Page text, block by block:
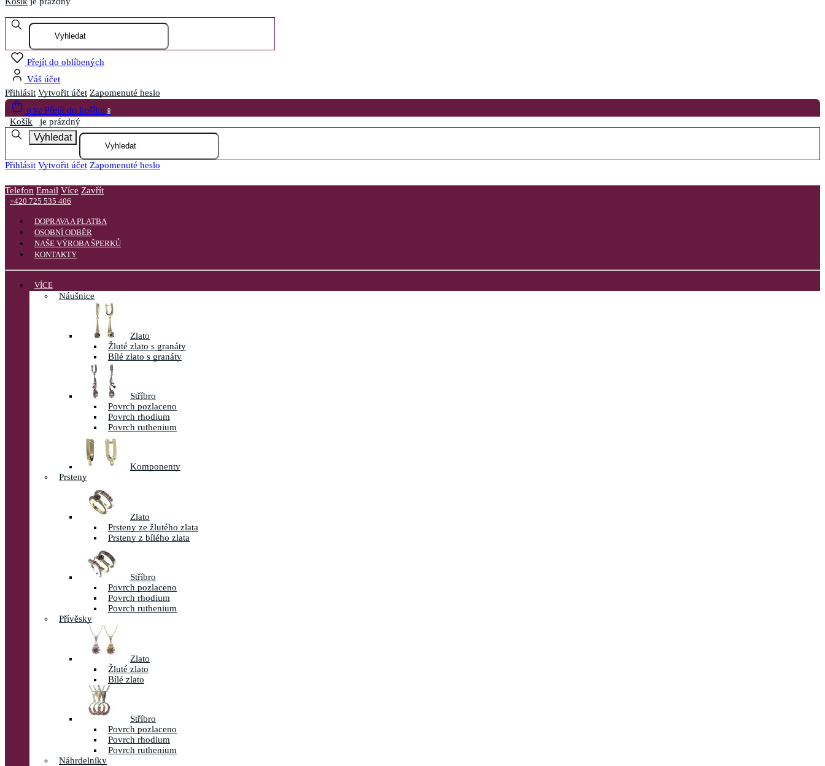
Přejít do oblíbených
Váš účet
Přihlásit Vytvořit účet Zapomenuté heslo
0 Kč Přejít do košíku 0
Košík je prázdný
Vyhledat
Přihlásit Vytvořit účet Zapomenuté heslo
Telefon Email Více Zavřít
+420 725 535 406
DOPRAVA A PLATBA
OSOBNÍ ODBĚR
NAŠE VÝROBA ŠPERKŮ
KONTAKTY
VÍCE
Náušnice
Zlato
Žluté zlato s granáty
Bílé zlato s granáty
Stříbro
Povrch pozlaceno
Povrch rhodium
Povrch ruthenium
Komponenty
Prsteny
Zlato
Prsteny ze žlutého zlata
Prsteny z bílého zlata
Stříbro
Povrch pozlaceno
Povrch rhodium
Povrch ruthenium
Přívěsky
Zlato
Žluté zlato
Bílé zlato
Stříbro
Povrch pozlaceno
Povrch rhodium
Povrch ruthenium
Náhrdelníky